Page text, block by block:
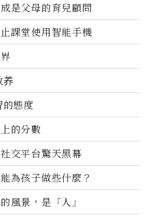
是父母的育兒顧問
課堂使用智能手機
养
態度
的分數
交平台驚天黑幕
為孩子做些什麼？
風景，是「人」